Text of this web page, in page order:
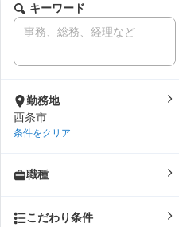
キーワード
勤務地
西条市
条件をクリア
職種
こだわり条件